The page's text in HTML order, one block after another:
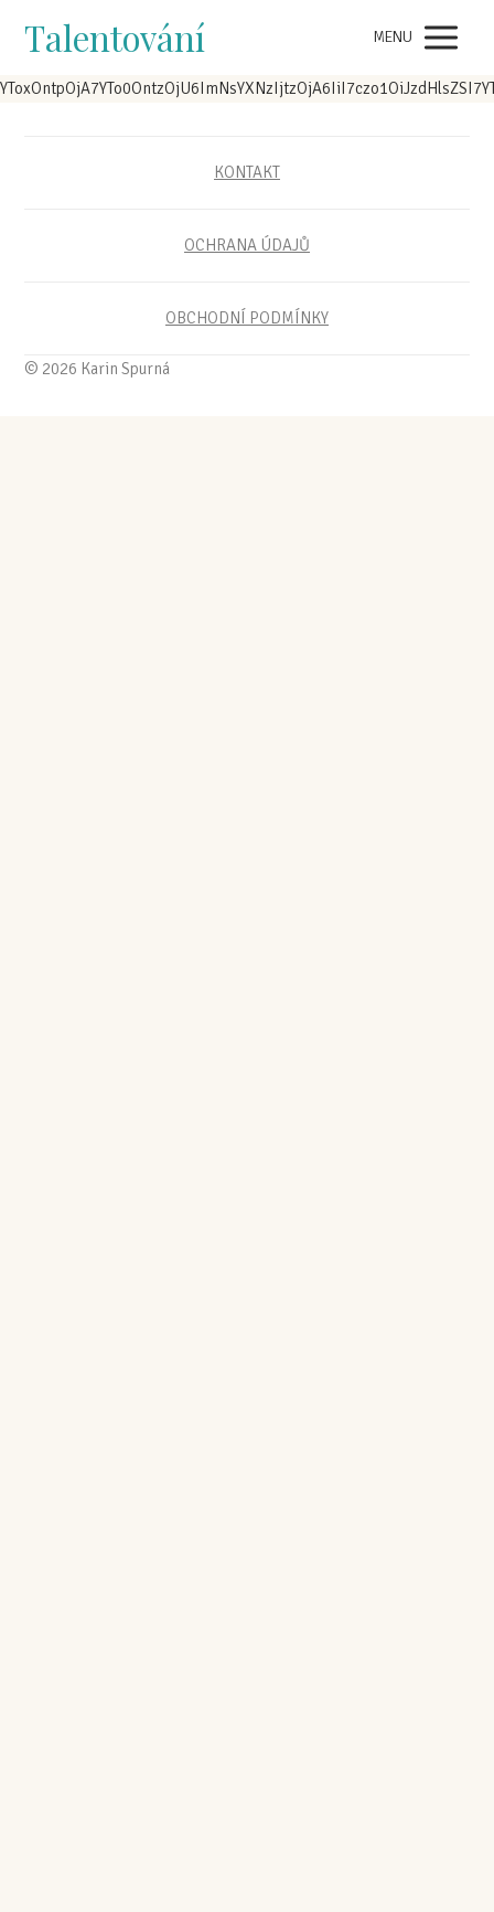
Talentování MENU
KONTAKT
OCHRANA ÚDAJŮ
OBCHODNÍ PODMÍNKY
© 2026 Karin Spurná